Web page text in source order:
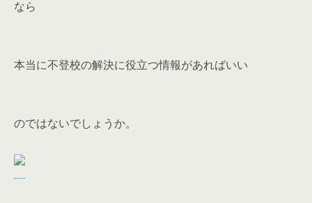
なら
本当に不登校の解決に役立つ情報があればいい
のではないでしょうか。